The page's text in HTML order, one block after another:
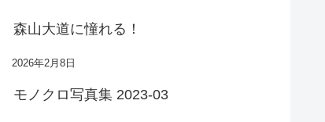
森山大道に憧れる！
2026年2月8日
モノクロ写真集 2023-03